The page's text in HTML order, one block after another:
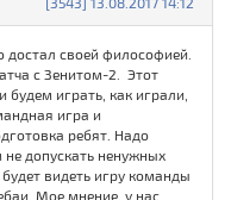
достал своей философией.
с Зенитом-2. Этот
играть, как играли,
игра и
ребят. Надо
не допускать ненужных
видеть игру команды
Мое мнение, у нас